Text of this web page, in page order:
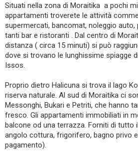
Situati nella zona di Moraitika a pochi
appartamenti troverete le attività
supermercati, bancomat, noleggio auto,
tanti bar e ristoranti . Dal centro di
distanza ( circa 15 minuti) si può
dove si trovano le lunghissime spiagge
Issos.
Proprio dietro Halicuna si trova il lago
riserva naturale. Al sud di Moraitika ci
Messonghi, Bukari e Petriti, che hanno
fresco. Gli appartamenti immobiliati in
balcone od una terrazza. Forniti di tutto
angolo cottura, frigorifero, bagno privo
pagamento).